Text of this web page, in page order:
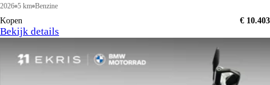
2026 5 km Benzine
Kopen € 10.403
Bekijk details